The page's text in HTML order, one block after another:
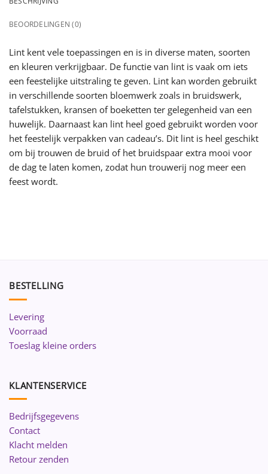
BEOORDELINGEN (0)
Lint kent vele toepassingen en is in diverse maten, soorten
en kleuren verkrijgbaar. De functie van lint is vaak om iets
een feestelijke uitstraling te geven. Lint kan worden gebruikt
in verschillende soorten bloemwerk zoals in bruidswerk,
tafelstukken, kransen of boeketten ter gelegenheid van een
huwelijk. Daarnaast kan lint heel goed gebruikt worden voor
het feestelijk verpakken van cadeau’s. Dit lint is heel geschikt
om bij trouwen de bruid of het bruidspaar extra mooi voor
de dag te laten komen, zodat hun trouwerij nog meer een
feest wordt.
BESTELLING
Levering
Voorraad
Toeslag kleine orders
KLANTENSERVICE
Bedrijfsgegevens
Contact
Klacht melden
Retour zenden